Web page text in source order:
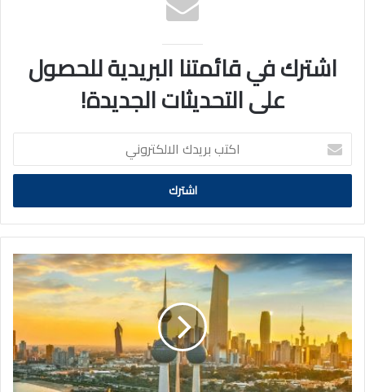
اشترك في قائمتنا البريدية للحصول
على التحديثات الجديدة!
اكتب
بريدك
الالكتروني
«الأرصاد»:
«الرابية»
و«الجهراء»
و«العبدلي»..
تسجل
أعلى
درجات
حرارة